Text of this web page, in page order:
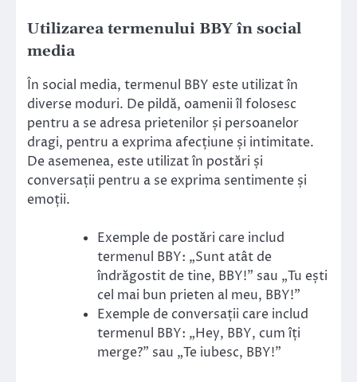
Utilizarea termenului BBY în social
media
În social media, termenul BBY este utilizat în
diverse moduri. De pildă, oamenii îl folosesc
pentru a se adresa prietenilor și persoanelor
dragi, pentru a exprima afecțiune și intimitate.
De asemenea, este utilizat în postări și
conversații pentru a se exprima sentimente și
emoții.
Exemple de postări care includ
termenul BBY: „Sunt atât de
îndrăgostit de tine, BBY!” sau „Tu ești
cel mai bun prieten al meu, BBY!”
Exemple de conversații care includ
termenul BBY: „Hey, BBY, cum îți
merge?” sau „Te iubesc, BBY!”